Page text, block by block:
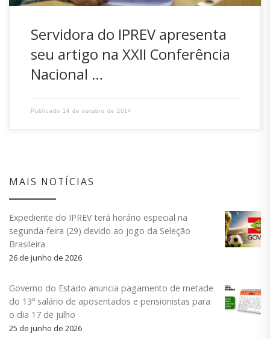
Servidora do IPREV apresenta
seu artigo na XXII Conferência
Nacional …
Publicado 14 de outubro de 2014
MAIS NOTÍCIAS
Expediente do IPREV terá horário especial na
segunda-feira (29) devido ao jogo da Seleção
Brasileira
26 de junho de 2026
Governo do Estado anuncia pagamento de metade
do 13º salário de aposentados e pensionistas para
o dia 17 de julho
25 de junho de 2026